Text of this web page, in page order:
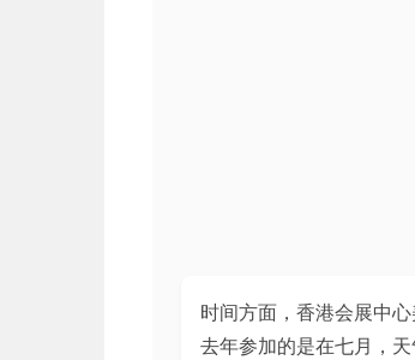
时间方面，香港会展中
去年参加的是在七月，